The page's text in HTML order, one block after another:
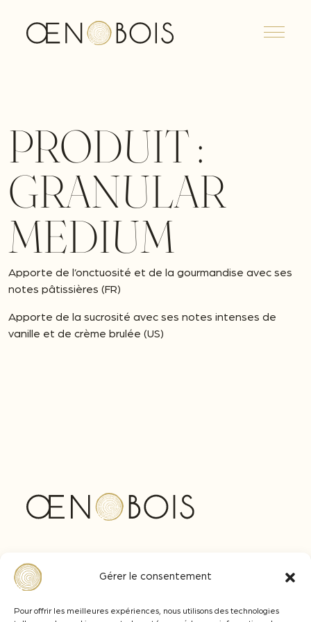
Gérer le consentement
Pour offrir les meilleures expériences, nous utilisons des technologies
PRODUIT :
GRANULAR
MEDIUM
Apporte de l’onctuosité et de la gourmandise avec ses
notes pâtissières (FR)
Apporte de la sucrosité avec ses notes intenses de
vanille et de crème brulée (US)
+33 (0)5 57 77 92 92